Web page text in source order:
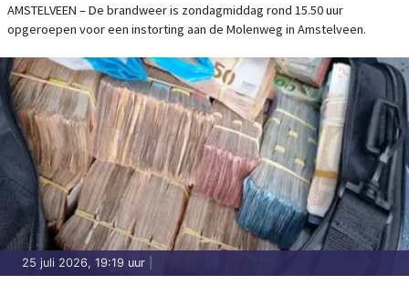
AMSTELVEEN – De brandweer is zondagmiddag rond 15.50 uur
opgeroepen voor een instorting aan de Molenweg in Amstelveen.
25 juli 2026, 19:19 uur